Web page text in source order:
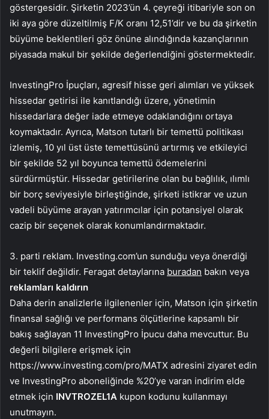
göstergesidir. Şirketin 2023’ün 4. çeyreği itibariyle son on
iki aya göre düzeltilmiş F/K oranı 12,51’dir ve bu da şirketin
büyüme beklentileri göz önüne alındığında kazançlarının
piyasada makul bir şekilde değerlendiğini göstermektedir.
InvestingPro İpuçları, agresif hisse geri alımları ve yüksek
hissedar getirisi ile kanıtlandığı üzere, yönetimin
hissedarlara değer iade etmeye odaklandığını ortaya
koymaktadır. Ayrıca, Matson tutarlı bir temettü politikası
izlemiş, 10 yıl üst üste temettüsünü artırmış ve etkileyici
bir şekilde 52 yıl boyunca temettü ödemelerini
sürdürmüştür. Hissedar getirilerine olan bu bağlılık, ılımlı
bir borç seviyesiyle birleştiğinde, şirketi istikrar ve uzun
vadeli büyüme arayan yatırımcılar için potansiyel olarak
cazip bir seçenek olarak konumlandırmaktadır.
3. parti reklam. Investing.com’un sunduğu veya önerdiği
bir teklif değildir. Feragat detaylarına buradan bakın veya
reklamları kaldırın
Daha derin analizlerle ilgilenenler için, Matson için şirketin
finansal sağlığı ve performans ölçütlerine kapsamlı bir
bakış sağlayan 11 InvestingPro İpucu daha mevcuttur. Bu
değerli bilgilere erişmek için
https://www.investing.com/pro/MATX adresini ziyaret edin
ve InvestingPro aboneliğinde %20’ye varan indirim elde
etmek için INVTROZEL1A kupon kodunu kullanmayı
unutmayın.